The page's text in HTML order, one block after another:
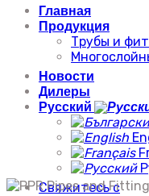
Главная
Продукция
Трубы и
Новости
Дилеры
Русский
Свяжитесь с